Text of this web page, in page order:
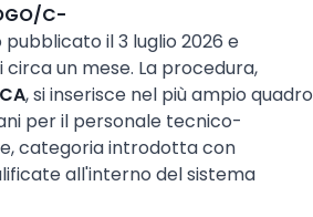
C-
pubblicato il 3 luglio 2026 e
un mese. La procedura,
, si inserisce nel più ampio quadro
per il personale tecnico-
categoria introdotta con
all'interno del sistema